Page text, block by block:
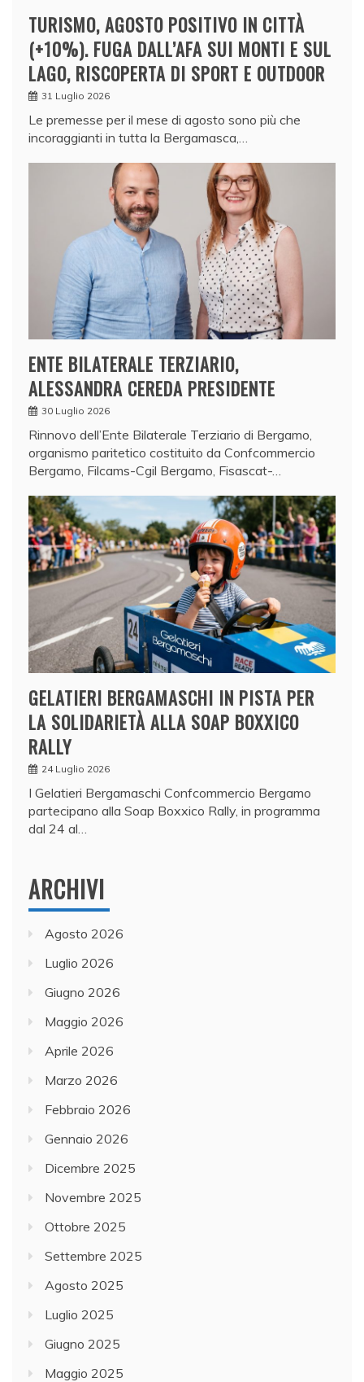
TURISMO, AGOSTO POSITIVO IN CITTÀ
(+10%). FUGA DALL’AFA SUI MONTI E SUL
LAGO, RISCOPERTA DI SPORT E OUTDOOR
31 Luglio 2026
Le premesse per il mese di agosto sono più che
incoraggianti in tutta la Bergamasca,…
ENTE BILATERALE TERZIARIO,
ALESSANDRA CEREDA PRESIDENTE
30 Luglio 2026
Rinnovo dell’Ente Bilaterale Terziario di Bergamo,
organismo paritetico costituito da Confcommercio
Bergamo, Filcams-Cgil Bergamo, Fisascat-…
GELATIERI BERGAMASCHI IN PISTA PER
LA SOLIDARIETÀ ALLA SOAP BOXXICO
RALLY
24 Luglio 2026
I Gelatieri Bergamaschi Confcommercio Bergamo
partecipano alla Soap Boxxico Rally, in programma
dal 24 al…
ARCHIVI
Agosto 2026
Luglio 2026
Giugno 2026
Maggio 2026
Aprile 2026
Marzo 2026
Febbraio 2026
Gennaio 2026
Dicembre 2025
Novembre 2025
Ottobre 2025
Settembre 2025
Agosto 2025
Luglio 2025
Giugno 2025
Maggio 2025